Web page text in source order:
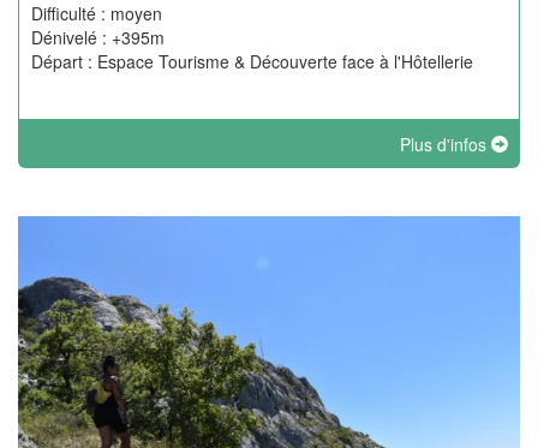
Difficulté : moyen
Dénivelé : +395m
Départ : Espace Tourisme & Découverte face à l'Hôtellerie
Plus d'infos